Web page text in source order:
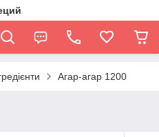
Агар-агар 1200